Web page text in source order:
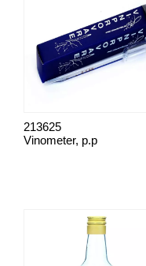
Vinometer, p.p
213625